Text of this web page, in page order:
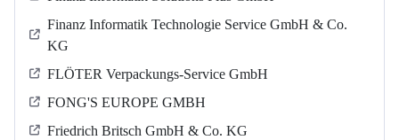
Finanz Informatik Technologie Service GmbH & Co.
KG
FLÖTER Verpackungs-Service GmbH
FONG'S EUROPE GMBH
Friedrich Britsch GmbH & Co. KG